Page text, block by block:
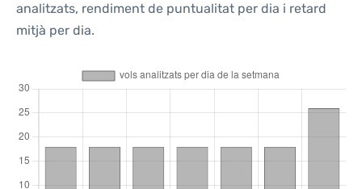
analitzats, rendiment de puntualitat per dia i retard
mitjà per dia.